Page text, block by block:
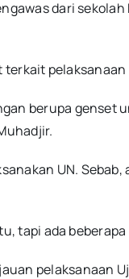
dari
berupa
UN.
tapi ada
pelaksanaan